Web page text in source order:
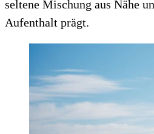
seltene Mischung aus Nähe
Aufenthalt prägt.